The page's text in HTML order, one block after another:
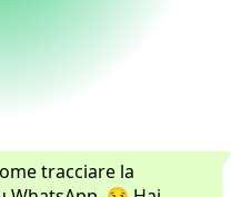
tracciare la